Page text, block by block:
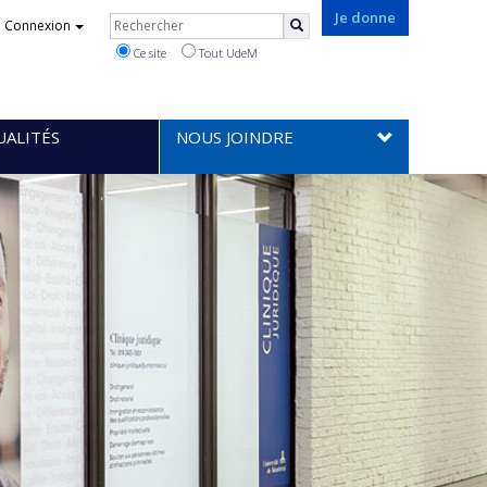
Je donne
Connexion Rechercher
Ce site Tout UdeM
NOUS JOINDRE